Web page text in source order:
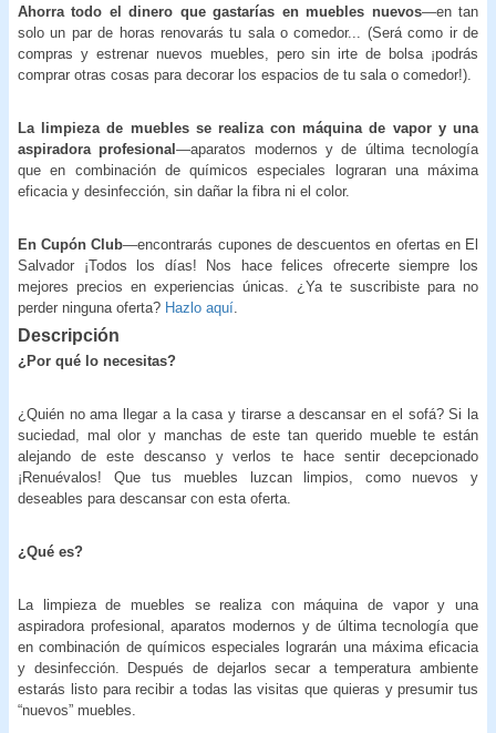
Ahorra todo el dinero que gastarías en muebles nuevos—en tan
solo un par de horas renovarás tu sala o comedor... (Será como ir de
compras y estrenar nuevos muebles, pero sin irte de bolsa ¡podrás
comprar otras cosas para decorar los espacios de tu sala o comedor!).
La limpieza de muebles se realiza con máquina de vapor y una
aspiradora profesional—aparatos modernos y de última tecnología
que en combinación de químicos especiales lograran una máxima
eficacia y desinfección, sin dañar la fibra ni el color.
En Cupón Club—encontrarás cupones de descuentos en ofertas en El
Salvador ¡Todos los días! Nos hace felices ofrecerte siempre los
mejores precios en experiencias únicas. ¿Ya te suscribiste para no
perder ninguna oferta? Hazlo aquí
Descripción
¿Por qué lo necesitas?
¿Quién no ama llegar a la casa y tirarse a descansar en el sofá? Si la
suciedad, mal olor y manchas de este tan querido mueble te están
alejando de este descanso y verlos te hace sentir decepcionado
¡Renuévalos! Que tus muebles luzcan limpios, como nuevos y
deseables para descansar con esta oferta.
¿Qué es?
La limpieza de muebles se realiza con máquina de vapor y una
aspiradora profesional, aparatos modernos y de última tecnología que
en combinación de químicos especiales lograrán una máxima eficacia
y desinfección. Después de dejarlos secar a temperatura ambiente
estarás listo para recibir a todas las visitas que quieras y presumir tus
“nuevos” muebles.